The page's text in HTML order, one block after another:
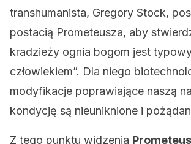
transhumanista, Gregory Stock,
postacią Prometeusza, aby
kradzieży ognia bogom jest
człowiekiem”. Dla niego
modyfikacje poprawiające naszą
kondycję są nieuniknione i
Z tego punktu widzenia